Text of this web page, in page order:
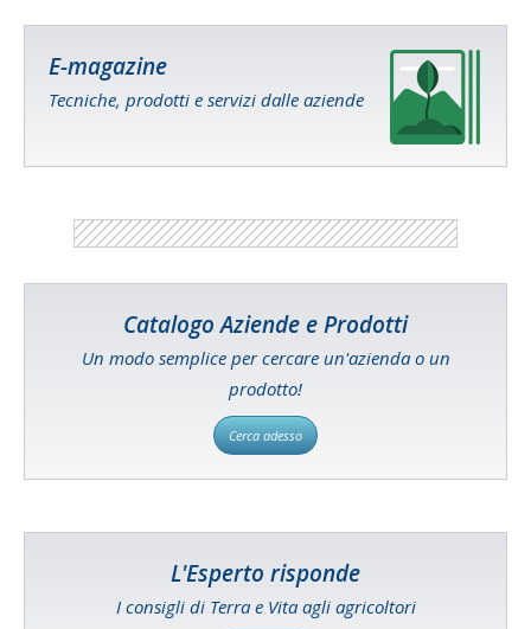
E-magazine
Tecniche, prodotti e servizi dalle aziende
Catalogo Aziende e Prodotti
Un modo semplice per cercare un'azienda o un
prodotto!
Cerca adesso
L'Esperto risponde
I consigli di Terra e Vita agli agricoltori